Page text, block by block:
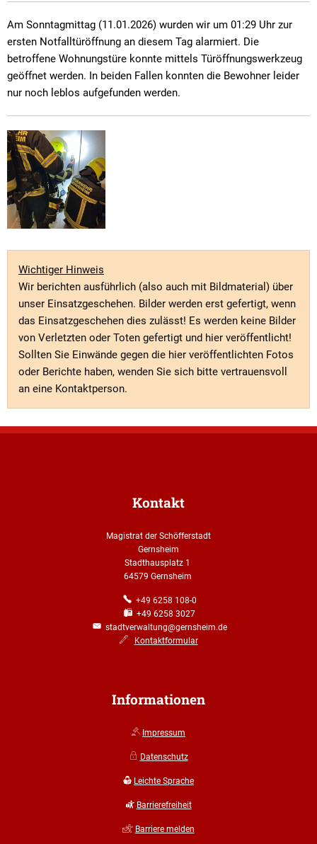
Am Sonntagmittag (11.01.2026) wurden wir um 01:29 Uhr zur
ersten Notfalltüröffnung an diesem Tag alarmiert. Die
betroffene Wohnungstüre konnte mittels Türöffnungswerkzeug
geöffnet werden. In beiden Fallen konnten die Bewohner leider
nur noch leblos aufgefunden werden.
Wichtiger Hinweis
Wir berichten ausführlich (also auch mit Bildmaterial) über
unser Einsatzgeschehen. Bilder werden erst gefertigt, wenn
das Einsatzgeschehen dies zulässt! Es werden keine Bilder
von Verletzten oder Toten gefertigt und hier veröffentlicht!
Sollten Sie Einwände gegen die hier veröffentlichten Fotos
oder Berichte haben, wenden Sie sich bitte vertrauensvoll
an eine Kontaktperson.
Kontakt
Magistrat der Schöfferstadt
Gernsheim
Stadthausplatz 1
64579 Gernsheim
+49 6258 108-0
+49 6258 3027
stadtverwaltung@gernsheim.de
Kontaktformular
Informationen
Impressum
Datenschutz
Leichte Sprache
Barrierefreiheit
Barriere melden